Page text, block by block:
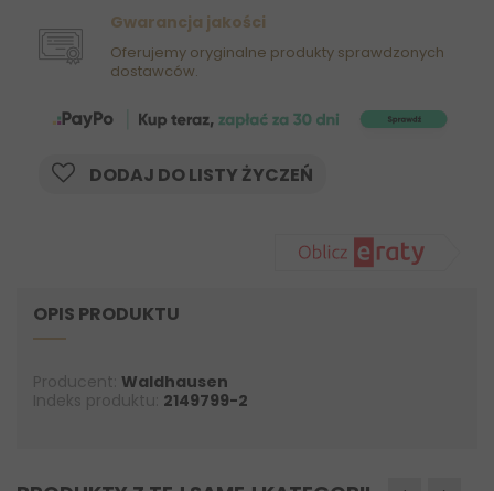
Gwarancja jakości
Oferujemy oryginalne produkty sprawdzonych
dostawców.
DODAJ DO LISTY ŻYCZEŃ
OPIS PRODUKTU
Producent: Waldhausen
Indeks produktu: 2149799-2